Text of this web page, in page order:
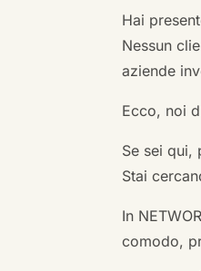
Hai
Nessun
aziende
Ecco, noi
Se sei qui,
Stai
In
comodo,